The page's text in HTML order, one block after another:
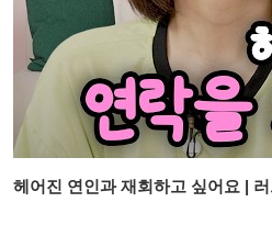
헤어진 연인과 재회하고 싶어요 |